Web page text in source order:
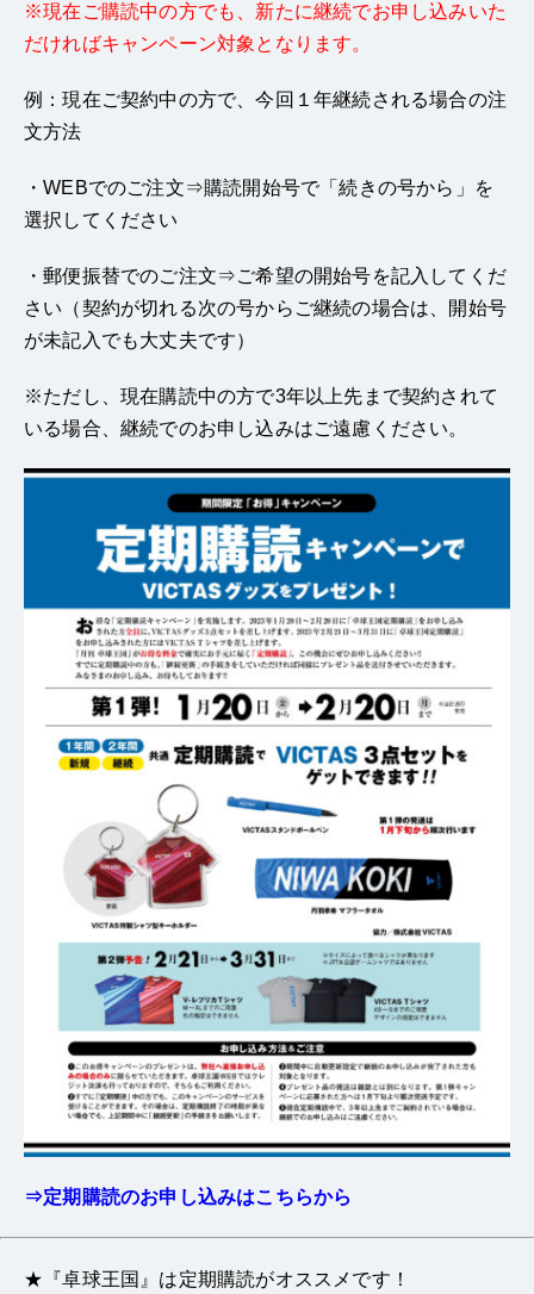
※現在ご購読中の方でも、新たに継続でお申し込みいた
だければキャンペーン対象となります。
例：現在ご契約中の方で、今回１年継続される場合の注
文方法
・WEBでのご注文⇒購読開始号で「続きの号から」を
選択してください
・郵便振替でのご注文⇒ご希望の開始号を記入してくだ
さい（契約が切れる次の号からご継続の場合は、開始号
が未記入でも大丈夫です）
※ただし、現在購読中の方で3年以上先まで契約されて
いる場合、継続でのお申し込みはご遠慮ください。
⇒定期購読のお申し込みはこちらから
★『卓球王国』は定期購読がオススメです！